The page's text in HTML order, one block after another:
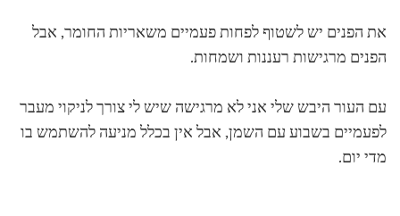
את הפנים יש לשטוף לפחות פעמיים משאריות החומר, אבל
הפנים מרגישות רעננות ושמחות.
עם העור היבש שלי אני לא מרגישה שיש לי צורך לניקוי מעבר
לפעמיים בשבוע עם השמן, אבל אין בכלל מניעה להשתמש בו
מדי יום.